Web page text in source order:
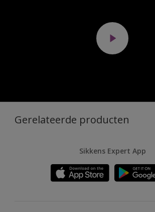
Gerelateerde producten
Sikkens Expert App